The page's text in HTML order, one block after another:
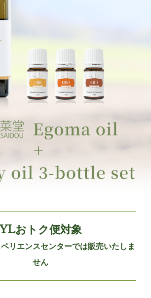
おトク便対象
リエンスセンターでは販売いたしま
せん